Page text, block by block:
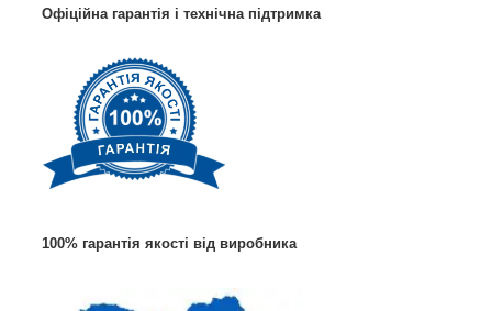
Офіційна гарантія і технічна підтримка
100% гарантія якості від виробника